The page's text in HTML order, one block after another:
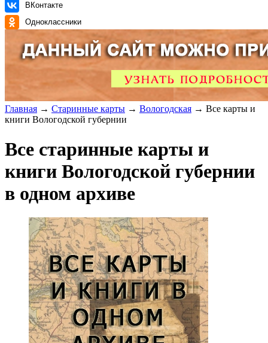
ВКонтакте
Одноклассники
Главная → Старинные карты → Вологодская → Все карты и
книги Вологодской губернии
Все старинные карты и
книги Вологодской губернии
в одном архиве